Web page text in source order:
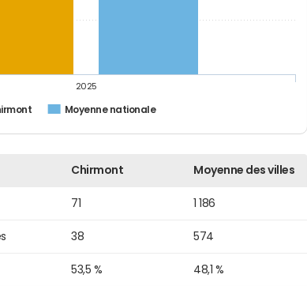
Moyenne nationale
2025
Chirmont Moyenne des villes
71 1 186
38 574
53,5 % 48,1 %